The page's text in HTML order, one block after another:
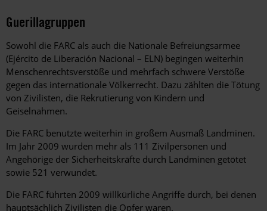
Guerillagruppen
Sowohl die FARC als auch die Nationale Befreiungsarmee
(Ejército de Liberación Nacional – ELN) begingen weiterhin
Menschenrechtsverstöße und mehrfach schwere Verstöße
gegen das internationale Völkerrecht. Dazu zählten die Tötung
von Zivilisten, die Rekrutierung von Kindern und
Geiselnahmen.
Die FARC benutzte weiterhin in großem Ausmaß Landminen.
Im Jahr 2009 wurden mehr als 111 Zivilpersonen und
Angehörige der Sicherheitskräfte durch Landminen getötet
sowie 521 verwundet.
Die FARC führten 2009 willkürliche Angriffe durch, bei denen
hauptsächlich Zivilisten die Opfer waren.